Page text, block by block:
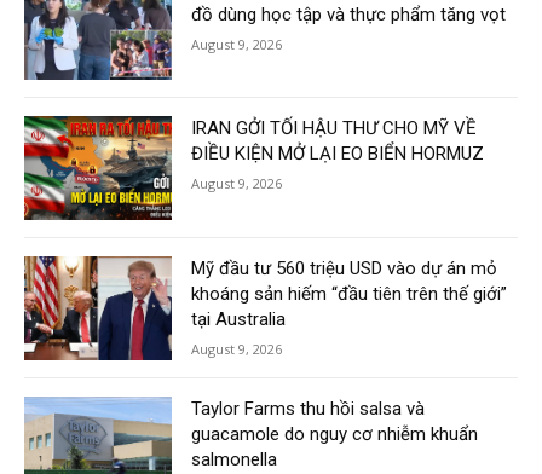
đồ dùng học tập và thực phẩm tăng vọt
August 9, 2026
IRAN GỞI TỐI HẬU THƯ CHO MỸ VỀ
ĐIỀU KIỆN MỞ LẠI EO BIỂN HORMUZ
August 9, 2026
Mỹ đầu tư 560 triệu USD vào dự án mỏ
khoáng sản hiếm “đầu tiên trên thế giới”
tại Australia
August 9, 2026
Taylor Farms thu hồi salsa và
guacamole do nguy cơ nhiễm khuẩn
salmonella